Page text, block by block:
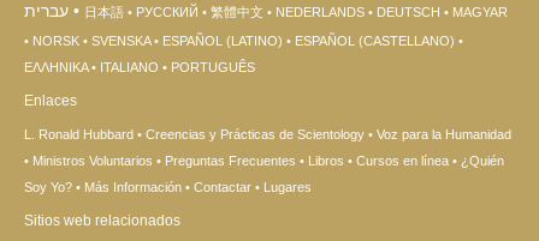
עברית 日本語 РУССКИЙ 繁體中文 NEDERLANDS DEUTSCH
MAGYAR
NORSK
SVENSKA ESPAÑOL (LATINO)
ESPAÑOL (CASTELLANO)
ΕΛΛΗΝΙΚA
ITALIANO PORTUGUÊS
Enlaces
L. Ronald Hubbard Creencias y Prácticas de Scientology
Voz para la Humanidad
Ministros Voluntarios
Preguntas Frecuentes Libros Cursos en línea
¿Quién
Soy Yo?
Más Información Contactar Lugares
Sitios web relacionados